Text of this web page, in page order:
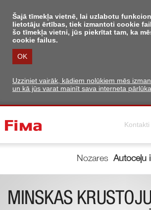
Šajā tīmekļa vietnē, lai uzlabotu
lietotāju ērtības, tiek izmantoti cookie
šo tīmekļa vietni, jūs piekrītat tam, ka
cookie failus.
OK
Uzziniet vairāk, kādiem nolūkiem mēs
un kā jūs varat mainīt sava interneta
Kontakti
Nozares Autoceļu
MINSKAS